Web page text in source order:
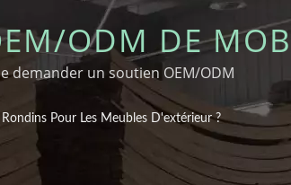
ODM DE
demander un soutien OEM/ODM
Pour Les Meubles D'extérieur ?